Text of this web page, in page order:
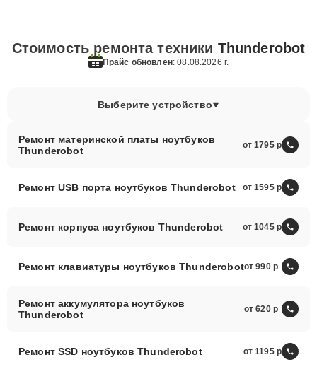
Стоимость ремонта техники Thunderobot
Прайс обновлен: 08.08.2026 г.
Выберите устройство
Ремонт материнской платы ноутбуков
Thunderobot
от 1795
Ремонт USB порта ноутбуков Thunderobot от 1595
Ремонт корпуса ноутбуков Thunderobot от 1045
Ремонт клавиатуры ноутбуков Thunderobotот 990
Ремонт аккумулятора ноутбуков
Thunderobot
от 620
Ремонт SSD ноутбуков Thunderobot от 1195